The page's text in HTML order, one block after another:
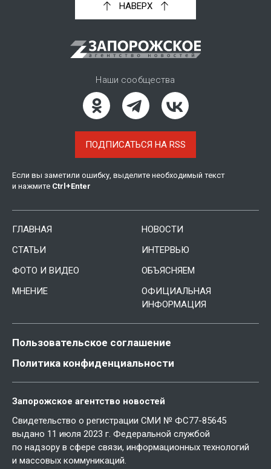
НАВЕРХ
Наши сообщества
ПОДПИСАТЬСЯ НА RSS
Если вы заметили ошибку, выделите необходимый текст
и нажмите Ctrl +Enter
ГЛАВНАЯ
НОВОСТИ
СТАТЬИ
ИНТЕРВЬЮ
ФОТО И ВИДЕО
ОБЪЯСНЯЕМ
МНЕНИЕ
ОФИЦИАЛЬНАЯ
ИНФОРМАЦИЯ
Пользовательское соглашение
Политика конфиденциальности
Запорожское агентство новостей
Свидетельство о регистрации СМИ № ФС77-85645
выдано 11 июля 2023 г. Федеральной службой
по надзору в сфере связи, информационных технологий
и массовых коммуникаций.